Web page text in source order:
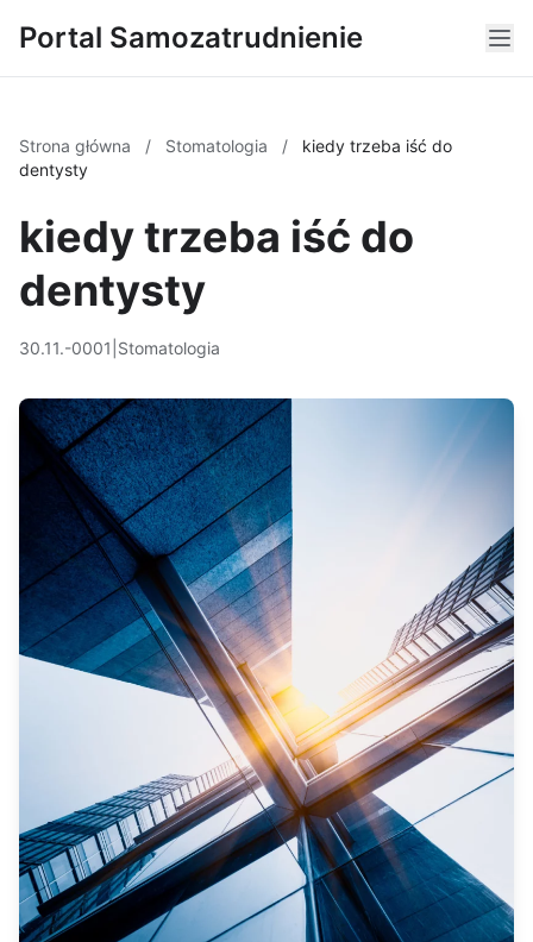
Portal Samozatrudnienie
Strona główna / Stomatologia /
kiedy trzeba iść do
dentysty
kiedy trzeba iść do
dentysty
30.11.-0001 Stomatologia